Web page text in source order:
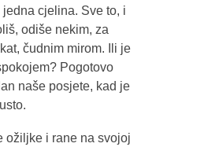
cjelina. Sve to, i
odiše nekim, za
čudnim mirom. Ili je
Pogotovo
naše posjete, kad je
ožiljke i rane na svojoj